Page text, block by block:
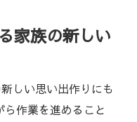
宅のイメージチェ
家族の新しい
しい思い出作りにも
作業を進めること